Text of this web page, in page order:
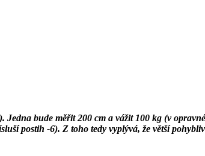
bude měřit 200 cm a vážit 100 kg (v
postih -6). Z toho tedy vyplývá, že větší